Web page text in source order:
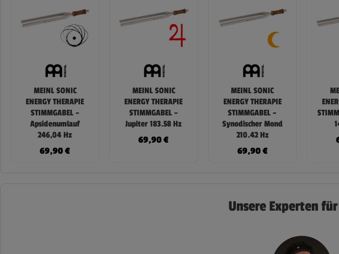
MEINL SONIC
ENERGY THERAPIE
STIMMGABEL –
Apsidenumlauf
246,04 Hz
69,90€
MEINL SONIC
ENERGY THERAPIE
STIMMGABEL –
Jupiter 183.58 Hz
69,90€
MEINL SONIC
ENERGY THERAPIE
STIMMGABEL –
Synodischer Mond
210.42 Hz
69,90€
Unsere Experten